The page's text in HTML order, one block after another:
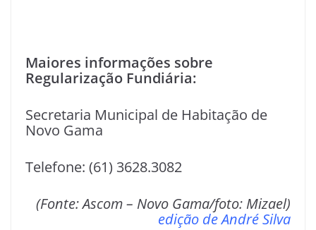
Maiores informações sobre
Regularização Fundiária:
Secretaria Municipal de Habitação de
Novo Gama
Telefone: (61) 3628.3082
(Fonte: Ascom – Novo Gama/foto: Mizael)
edição de André Silva